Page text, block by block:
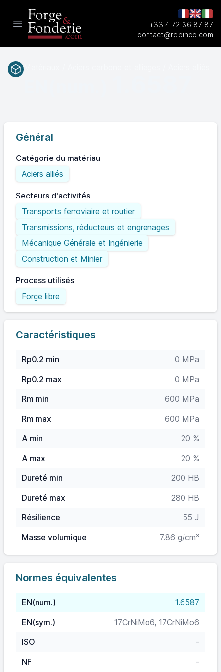
Open main menu
+33 4 72 36 87 87
contact@repinco.com
Général
Catégorie du matériau
Aciers alliés
Secteurs d'activités
Transports ferroviaire et routier
Transmissions, réducteurs et engrenages
Mécanique Générale et Ingénierie
Construction et Minier
Process utilisés
Forge libre
Caractéristiques
Rp0.2 min
0 MPa
Rp0.2 max
0 MPa
Rm min
600 MPa
Rm max
600 MPa
A min
20 %
A max
20 %
Dureté min
200 HB
Dureté max
280 HB
Résilience
55 J
Masse volumique
7.86 g/cm³
Normes équivalentes
EN(num.)
1.6587
EN(sym.)
17CrNiMo6, 17CrNiMo6
ISO
-
NF
-